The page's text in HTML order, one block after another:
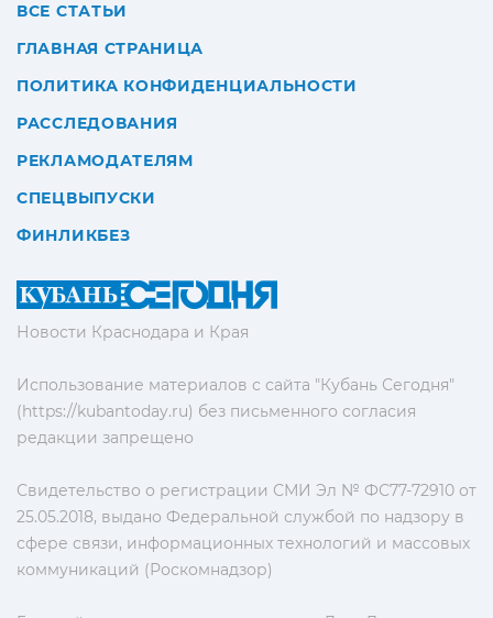
Новости Краснодара и Края
Использование материалов с сайта "Кубань Сегодня"
(https://kubantoday.ru) без письменного согласия
редакции запрещено
Свидетельство о регистрации СМИ Эл № ФС77-72910 от
25.05.2018, выдано Федеральной службой по надзору в
сфере связи, информационных технологий и массовых
коммуникаций (Роскомнадзор)
ВСЕ СТАТЬИ
ГЛАВНАЯ СТРАНИЦА
ПОЛИТИКА КОНФИДЕНЦИАЛЬНОСТИ
РАССЛЕДОВАНИЯ
РЕКЛАМОДАТЕЛЯМ
СПЕЦВЫПУСКИ
ФИНЛИКБЕЗ